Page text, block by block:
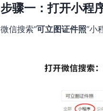
步骤一：打开小程
微信搜索“可立图证件照”小